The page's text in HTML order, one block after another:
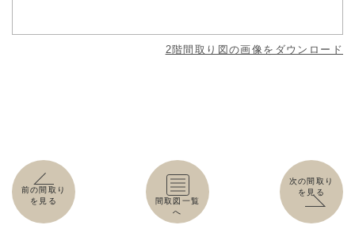
2階間取り図の画像をダウンロード
前の間取り
を見る
間取図一覧
へ
次の間取り
を見る